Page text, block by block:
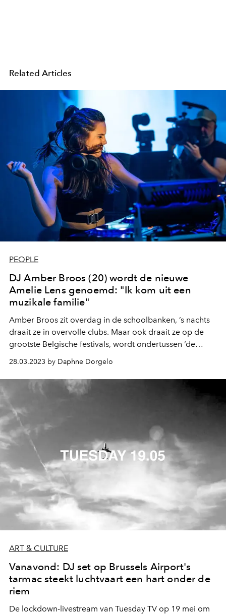
Related Articles
PEOPLE
DJ Amber Broos (20) wordt de nieuwe
Amelie Lens genoemd: "Ik kom uit een
muzikale familie"
Amber Broos zit overdag in de schoolbanken, ’s nachts
draait ze in overvolle clubs. Maar ook draait ze op de
grootste Belgische festivals, wordt ondertussen ‘de
eigen show op One World Radio, het radiostation van
Tomorrowland. Het gaat de 20-jarige DJ Amber Broos
uit Leuven voor de wind, zoals je leest. Maar dat komt
met draaien.
28.03.2023 by Daphne Dorgelo
ART & CULTURE
Vanavond: DJ set op Brussels Airport's
tarmac steekt luchtvaart een hart onder de
riem
De lockdown-livestream van Tuesday TV op 19 mei om